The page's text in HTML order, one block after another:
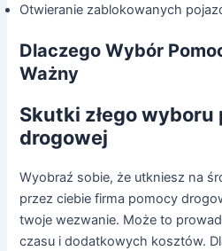
Otwieranie zablokowanych
Dlaczego Wybór
Ważny
Skutki złego wyboru
drogowej
Wyobraź sobie, że utkniesz na
przez ciebie firma pomocy
twoje wezwanie. Może to
czasu i dodatkowych kosztów.